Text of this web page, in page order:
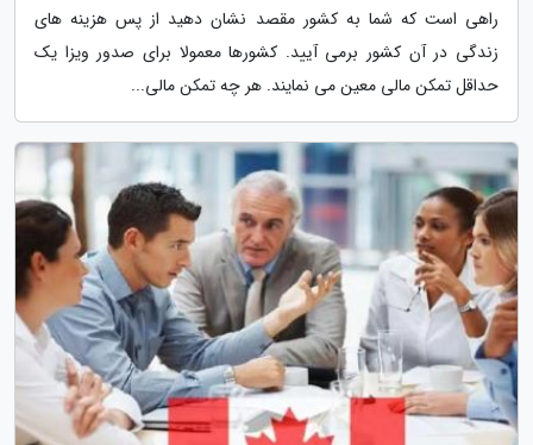
راهی است که شما به کشور مقصد نشان دهید از پس هزینه های
زندگی در آن کشور برمی آیید. کشورها معمولا برای صدور ویزا یک
حداقل تمکن مالی معین می نمایند. هر چه تمکن مالی...